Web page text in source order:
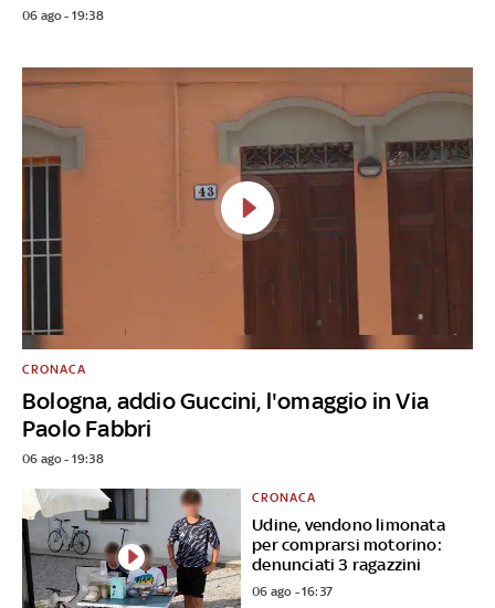
06 ago - 19:38
Bologna, addio Guccini, l'omaggio in Via
Paolo Fabbri
CRONACA
06 ago - 19:38
Udine, vendono limonata
per comprarsi motorino:
denunciati 3 ragazzini
CRONACA
06 ago - 16:37